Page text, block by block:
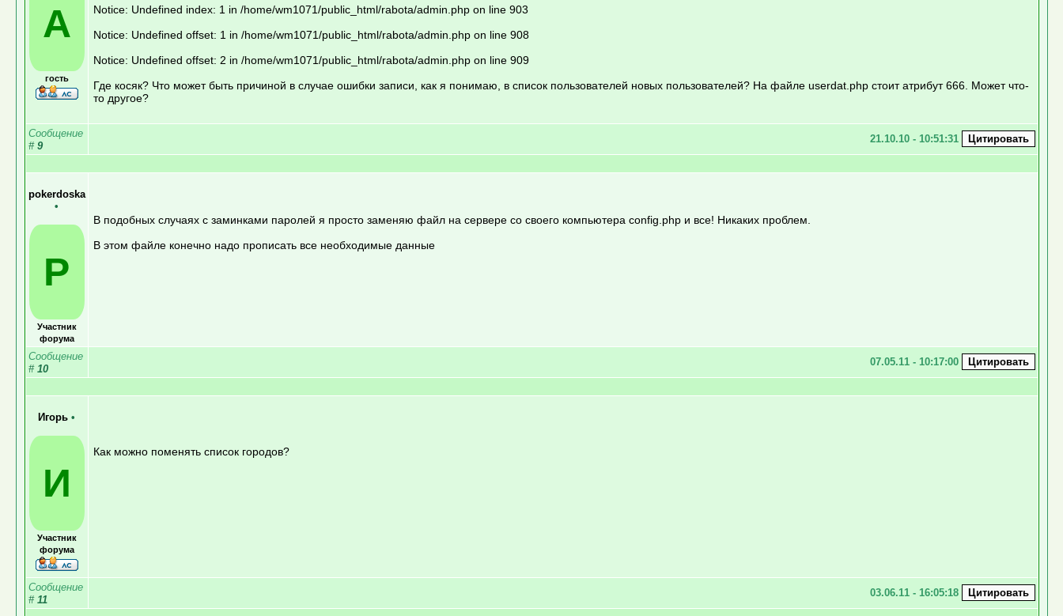
А
гость
Notice: Undefined index: 1 in /home/wm1071/public_html/rabota/admin.php on line 903
Notice: Undefined offset: 1 in /home/wm1071/public_html/rabota/admin.php on line 908
Notice: Undefined offset: 2 in /home/wm1071/public_html/rabota/admin.php on line 909
Где косяк? Что может быть причиной в случае ошибки записи, как я понимаю, в список пользователей новых пользователей? На файле userdat.php стоит атрибут 666. Может что-
то другое?
Сообщение
# 9
21.10.10 - 10:51:31
pokerdoska
•
P
Участник
форума
В подобных случаях с заминками паролей я просто заменяю файл на сервере со своего компьютера config.php и все! Никаких проблем.
В этом файле конечно надо прописать все необходимые данные
Сообщение
# 10
07.05.11 - 10:17:00
Игорь •
И
Участник
форума
Как можно поменять список городов?
Сообщение
# 11
03.06.11 - 16:05:18